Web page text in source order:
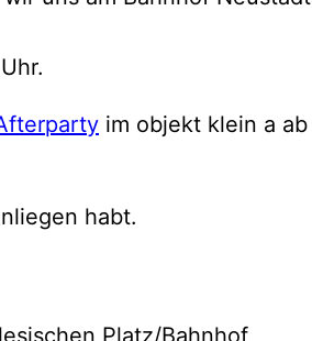
im objekt klein a ab
habt.
Platz/Bahnhof